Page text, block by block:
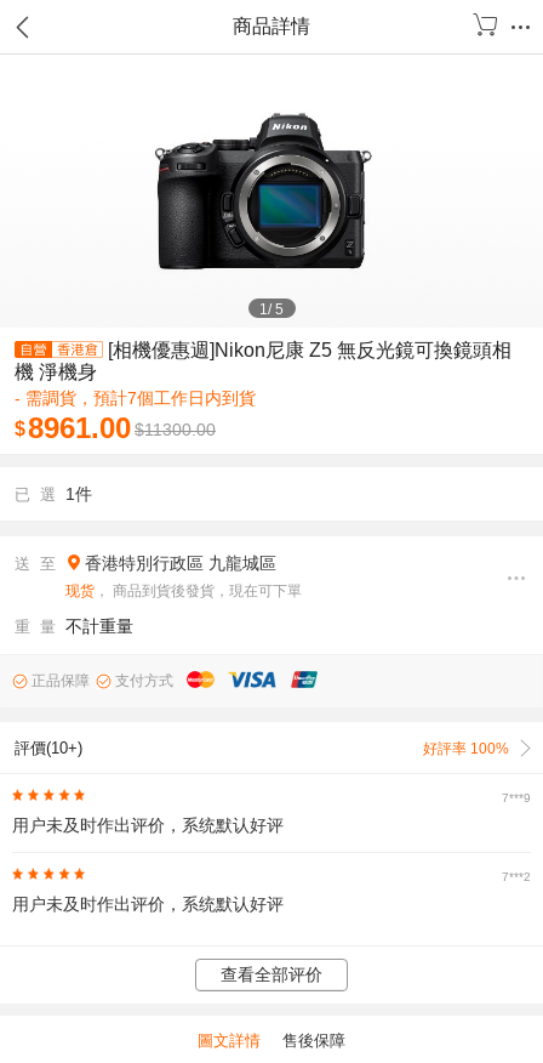
商品詳情
1/5
[相機優惠週]Nikon尼康 Z5 無反光鏡可換鏡頭相
機 淨機身
- 需調貨，預計7個工作日内到貨
$8961.00$11300.00
已 選 1件
送 至 香港特別行政區 九龍城區
现货 ， 商品到貨後發貨，現在可下單
重 量 不計重量
正品保障 支付方式
評價(10+) 好評率 100%
7***9
用户未及时作出评价，系统默认好评
7***2
用户未及时作出评价，系统默认好评
查看全部评价
圖文詳情 售後保障